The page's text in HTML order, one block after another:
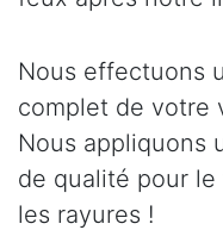
Nous effectuons
complet de votre
Nous appliquons
de qualité pour
les rayures !